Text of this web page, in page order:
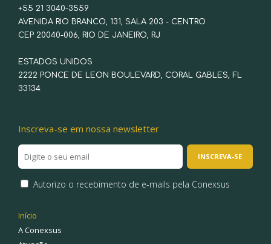
+55 21 3040-3559
AVENIDA RIO BRANCO, 131, SALA 203 - CENTRO
CEP 20040-006, RIO DE JANEIRO, RJ
ESTADOS UNIDOS
2222 PONCE DE LEON BOULEVARD, CORAL GABLES, FL
33134
Inscreva-se em nossa newsletter
Autorizo o recebimento de e-mails pela Conexsus
Início
A Conexsus